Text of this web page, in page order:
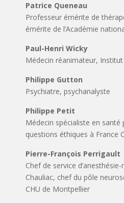
Patrice Queneau
Professeur émérite de
émérite de l’Académie
Paul-Henri Wicky
Médecin réanimateur,
Philippe Gutton
Psychiatre, psychanalyste
Philippe Petit
Médecin spécialiste en santé
questions éthiques à France
Pierre-François Perrigault
Chef de service
Chauliac, chef du pôle
CHU de Montpellier